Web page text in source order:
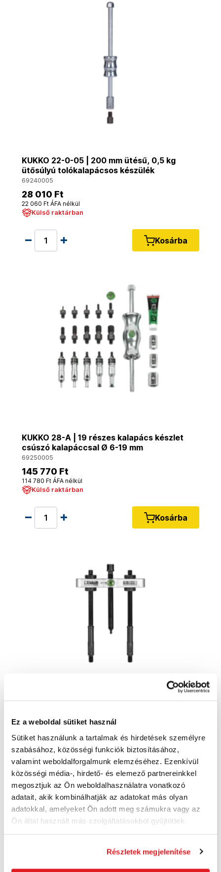
Ez a weboldal sütiket használ
Sütiket használunk a tartalmak és hirdetések személyre
szabásához, közösségi funkciók biztosításához,
valamint weboldalforgalmunk elemzéséhez. Ezenkívül
közösségi média-, hirdető- és elemező partnereinkkel
megosztjuk az Ön weboldalhasználatra vonatkozó
adatait, akik kombinálhatják az adatokat más olyan
adatokkal, amelyeket Ön adott meg számukra vagy az
Ön által használt más szolgáltatásokból gyűjtöttek.
Részletek megjelenítése
KUKKO 22-0-05 | 200 mm ütésű, 0,5 kg
ütősúlyú tolókalapácsos készülék
69240005
28 010 Ft
22 060 Ft ÁFA nélkül
Külső raktárban
Kosárba
KUKKO 28-A | 19 részes kalapács készlet
csúszó kalapáccsal Ø 6-19 mm
69250005
145 770 Ft
114 780 Ft ÁFA nélkül
Külső raktárban
Kosárba
260 mm M14x1,5
69290250
52 310 Ft
41 190 Ft ÁFA nélkül
Külső raktárban
Kosárba